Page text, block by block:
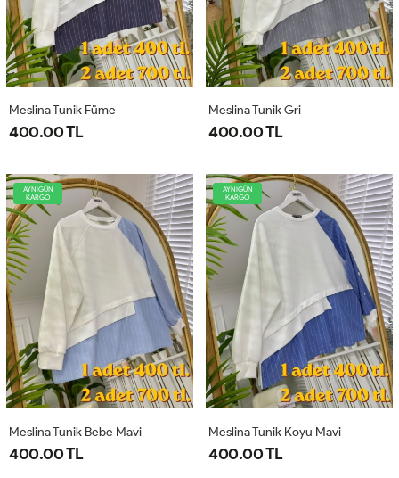
Meslina Tunik Füme
400.00 TL
Meslina Tunik Gri
400.00 TL
AYNIGÜN
KARGO
Meslina Tunik Bebe Mavi
400.00 TL
AYNIGÜN
KARGO
Meslina Tunik Koyu Mavi
400.00 TL